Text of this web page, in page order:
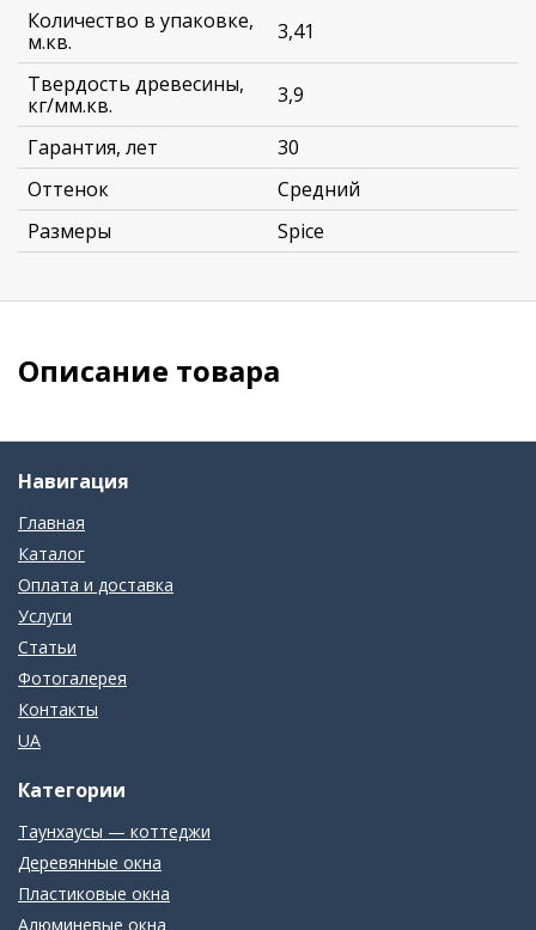
Количество в упаковке,
м.кв.
3,41
Твердость древесины,
кг/мм.кв.
3,9
Гарантия, лет
30
Оттенок
Средний
Размеры
Spice
Описание товара
Навигация
Главная
Каталог
Оплата и доставка
Услуги
Статьи
Фотогалерея
Контакты
UA
Категории
Таунхаусы — коттеджи
Деревянные окна
Пластиковые окна
Алюминевые окна